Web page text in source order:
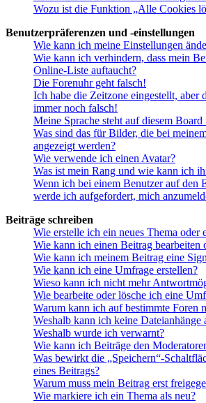
Wozu ist die Funktion „Alle Cookies
Benutzerpräferenzen und -einstellungen
Wie kann ich meine Einstellungen
Wie kann ich verhindern, dass mein
Online-Liste auftaucht?
Die Forenuhr geht falsch!
Ich habe die Zeitzone eingestellt, aber
immer noch falsch!
Meine Sprache steht auf diesem
Was sind das für Bilder, die bei
angezeigt werden?
Wie verwende ich einen Avatar?
Was ist mein Rang und wie kann ich
Wenn ich bei einem Benutzer auf
werde ich aufgefordert, mich
Beiträge schreiben
Wie erstelle ich ein neues Thema oder
Wie kann ich einen Beitrag bearbeiten
Wie kann ich meinem Beitrag eine
Wie kann ich eine Umfrage erstellen?
Wieso kann ich nicht mehr
Wie bearbeite oder lösche ich eine
Warum kann ich auf bestimmte Foren
Weshalb kann ich keine Dateianhänge
Weshalb wurde ich verwarnt?
Wie kann ich Beiträge den
Was bewirkt die „Speichern“-
eines Beitrags?
Warum muss mein Beitrag erst
Wie markiere ich ein Thema als neu?